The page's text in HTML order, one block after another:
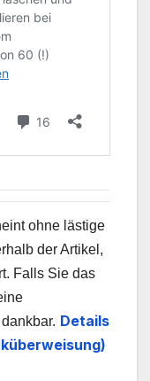
ohne lästige
der Artikel,
Falls Sie das
Details